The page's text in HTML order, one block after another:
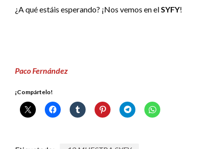
¿A qué estáis esperando? ¡Nos vemos en elSYFY!
Paco Fernández
¡Compártelo!